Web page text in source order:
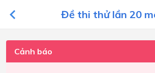
Đề thi thử lần 20
Cảnh báo